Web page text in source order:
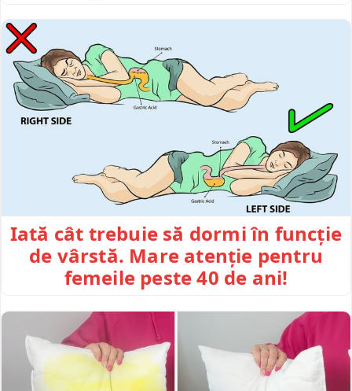
Iată cât trebuie să dormi în funcție
de vârstă. Mare atenție pentru
femeile peste 40 de ani!